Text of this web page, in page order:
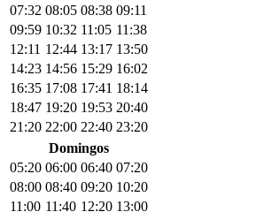
07:32 08:05 08:38 09:11
09:59 10:32 11:05 11:38
12:11 12:44 13:17 13:50
14:23 14:56 15:29 16:02
16:35 17:08 17:41 18:14
18:47 19:20 19:53 20:40
21:20 22:00 22:40 23:20
Domingos
05:20 06:00 06:40 07:20
08:00 08:40 09:20 10:20
11:00 11:40 12:20 13:00